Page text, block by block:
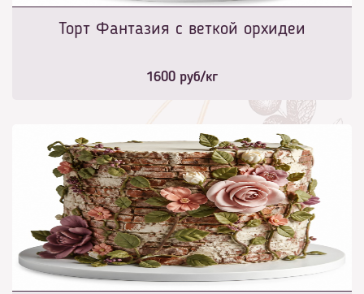
Торт Фантазия с веткой орхидеи
1600 руб/кг